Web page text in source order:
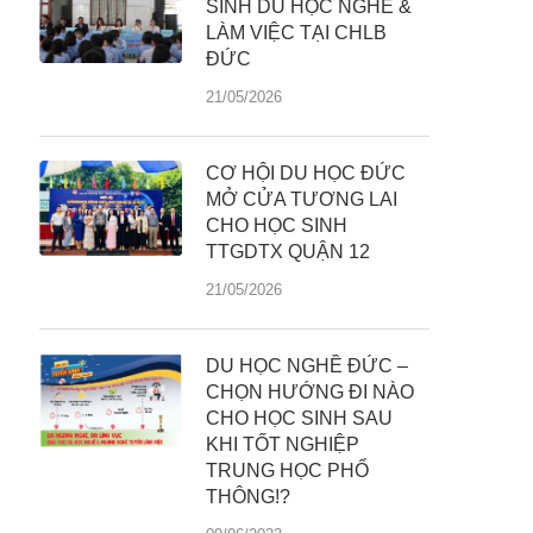
SINH DU HỌC NGHỀ &
LÀM VIỆC TẠI CHLB
ĐỨC
21/05/2026
CƠ HỘI DU HỌC ĐỨC
MỞ CỬA TƯƠNG LAI
CHO HỌC SINH
TTGDTX QUẬN 12
21/05/2026
DU HỌC NGHỀ ĐỨC –
CHỌN HƯỚNG ĐI NÀO
CHO HỌC SINH SAU
KHI TỐT NGHIỆP
TRUNG HỌC PHỔ
THÔNG!?